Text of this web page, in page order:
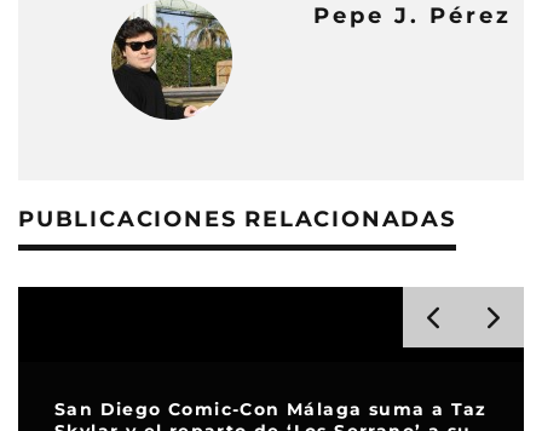
Pepe J. Pérez
PUBLICACIONES RELACIONADAS
San Diego Comic-Con Málaga suma a Taz